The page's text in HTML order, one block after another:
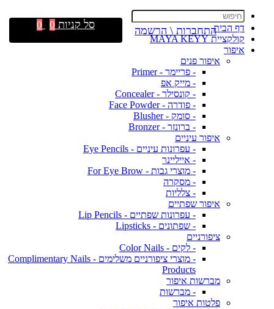
דף הבית
קולקציית MAYA KEYY
איפור
איפור פנים
- פריימר - Primer
- מייק אפ
- קונסילר - Concealer
- פודרה - Face Powder
- סומק - Blusher
- ברונזר - Bronzer
איפור עיניים
- עפרונות עיניים - Eye Pencils
- אייליינר
- מוצרי גבות - For Eye Brow
- מסקרה
- צלליות
איפור שפתיים
- עפרונות שפתיים - Lip Pencils
- שפתונים - Lipsticks
ציפורניים
- לקים - Color Nails
- מוצרי ציפורניים משלימים - Complimentary Nails
Products
מברשות איפור
- מברשות
פלטות איפור
התחברות \ הרשמה סל קניות 0
0